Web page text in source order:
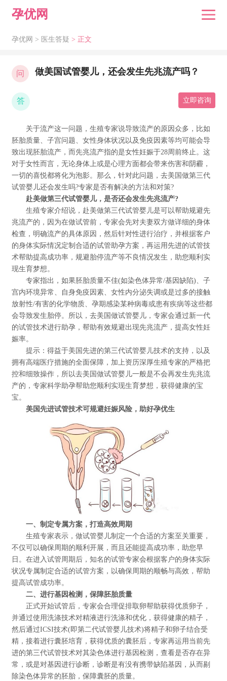
孕优网
孕优网 > 医生答疑 > 正文
问 做美国试管婴儿，还会发生先兆流产吗？
答 立即咨询
关于流产这一问题，生殖专家说导致流产的原因众多，比如
胚胎质量、子宫问题、女性身体状况以及免疫因素等均可能会导
致出现胚胎流产，而先兆流产指的是女性妊娠于28周前终止。这
对于女性而言，无论身体上或是心理方面都会带来伤害和阴霾，
一切的喜悦都将化为泡影。那么，针对此问题，去美国做第三代
试管婴儿还会发生吗?专家是否有解决的方法和对策?
赴美做第三代试管婴儿，是否还会发生先兆流产?
生殖专家介绍说，赴美做第三代试管婴儿是可以帮助规避先
兆流产的，因为在做试管前，专家会先对夫妻双方做详细的身体
检查，明确流产的具体原因，然后针对性进行治疗，并根据客户
的身体实际情况定制合适的试管助孕方案，再运用先进的试管技
术帮助提高成功率，规避胎停流产等不良情况发生，助您顺利实
现生育梦想。
专家指出，如果胚胎质量不佳(如染色体异常/基因缺陷)、子
宫内环境异常、自身免疫因素、女性内分泌失调或是过多的接触
放射性/有害的化学物质、孕期感染某种病毒或患有疾病等这些都
会导致发生胎停。所以，去美国做试管婴儿，专家会通过新一代
的试管技术进行助孕，帮助有效规避出现先兆流产，提高女性妊
娠率。
提示：得益于美国先进的第三代试管婴儿技术的支持，以及
拥有高端医疗措施的全面保障，加上资历深厚生殖专家的严格把
控和细致操作，所以去美国做试管婴儿一般是不会再发生先兆流
产的，专家科学助孕帮助您顺利实现生育梦想，获得健康的宝
宝。
美国先进试管技术可规避妊娠风险，助好孕优生
一、制定专属方案，打造高效周期
生殖专家表示，做试管婴儿制定一个合适的方案至关重要，
不仅可以确保周期的顺利开展，而且还能提高成功率，助您早
日。在进入试管周期后，知名的试管专家会根据客户的身体实际
状况专属制定合适的试管方案，以确保周期的顺畅与高效，帮助
提高试管成功率。
二、进行基因检测，保障胚胎质量
正式开始试管后，专家会合理促排取卵帮助获得优质卵子，
并通过使用洗涤技术对精液进行洗涤和优化，获得健康的精子，
然后通过ICSI技术(即第二代试管婴儿技术)将精子和卵子结合受
精，接着进行囊胚培育，获得优质的囊胚后，专家再运用当前先
进的第三代试管技术对其染色体进行基因检测，查看是否存在异
常，或是对基因进行诊断，诊断是有没有携带缺陷基因，从而剔
除染色体异常的胚胎，保障囊胚的质量。